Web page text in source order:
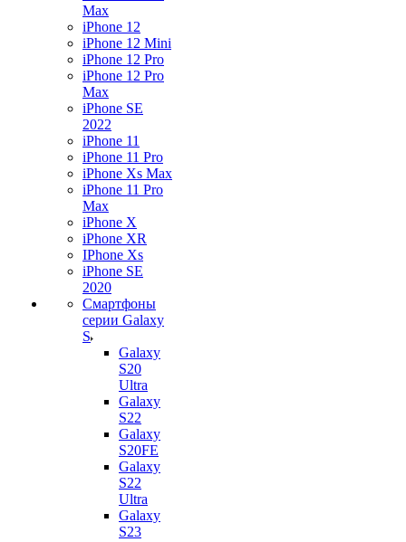
Max
iPhone 12
iPhone 12 Mini
iPhone 12 Pro
iPhone 12 Pro
Max
iPhone SE
2022
iPhone 11
iPhone 11 Pro
iPhone Xs Max
iPhone 11 Pro
Max
iPhone X
iPhone XR
IPhone Xs
iPhone SE
2020
Смартфоны
серии Galaxy
S
Galaxy
S20
Ultra
Galaxy
S22
Galaxy
S20FE
Galaxy
S22
Ultra
Galaxy
S23